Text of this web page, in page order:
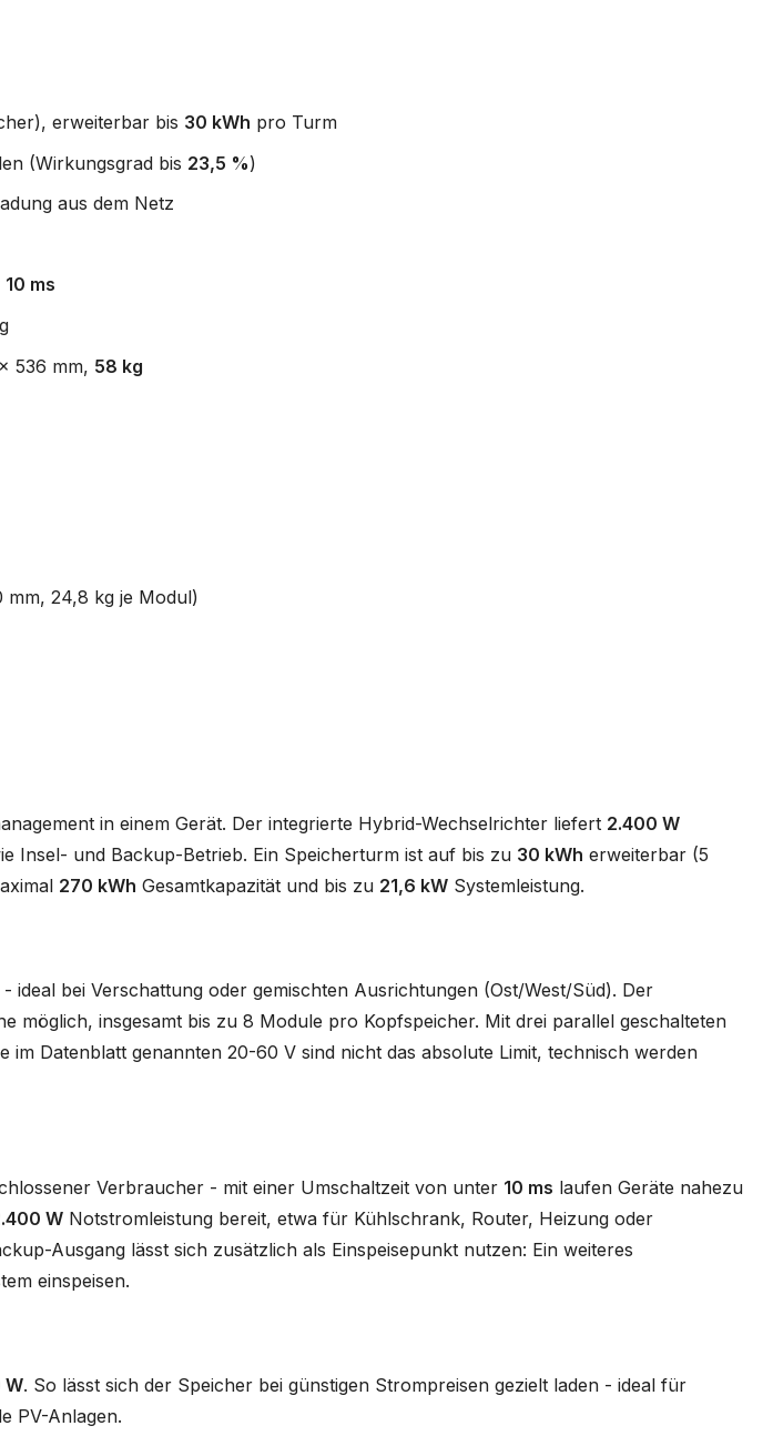
erweiterbar bis 30 kWh pro Turm
(Wirkungsgrad bis 23,5 %)
aus dem Netz
10 ms
536 mm, 58 kg
24,8 kg je Modul)
in einem Gerät. Der integrierte Hybrid-Wechselrichter liefert 2.400 W
Insel- und Backup-Betrieb. Ein Speicherturm ist auf bis zu 30 kWh erweiterbar (5
270 kWh Gesamtkapazität und bis zu 21,6 kW Systemleistung.
bei Verschattung oder gemischten Ausrichtungen (Ost/West/Süd). Der
möglich, insgesamt bis zu 8 Module pro Kopfspeicher. Mit drei parallel geschalteten
Datenblatt genannten 20-60 V sind nicht das absolute Limit, technisch werden
Verbraucher - mit einer Umschaltzeit von unter 10 ms laufen Geräte nahezu
W Notstromleistung bereit, etwa für Kühlschrank, Router, Heizung oder
Ausgang lässt sich zusätzlich als Einspeisepunkt nutzen: Ein weiteres
einspeisen.
W. So lässt sich der Speicher bei günstigen Strompreisen gezielt laden - ideal für
PV-Anlagen.